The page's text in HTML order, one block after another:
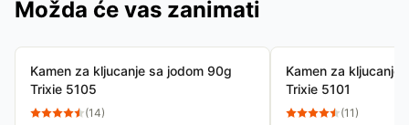
Možda će vas zanimati
Kamen za kljucanje sa jodom 90g
Trixie 5105
(14)
Kamen za kljucanje
Trixie 5101
(11)